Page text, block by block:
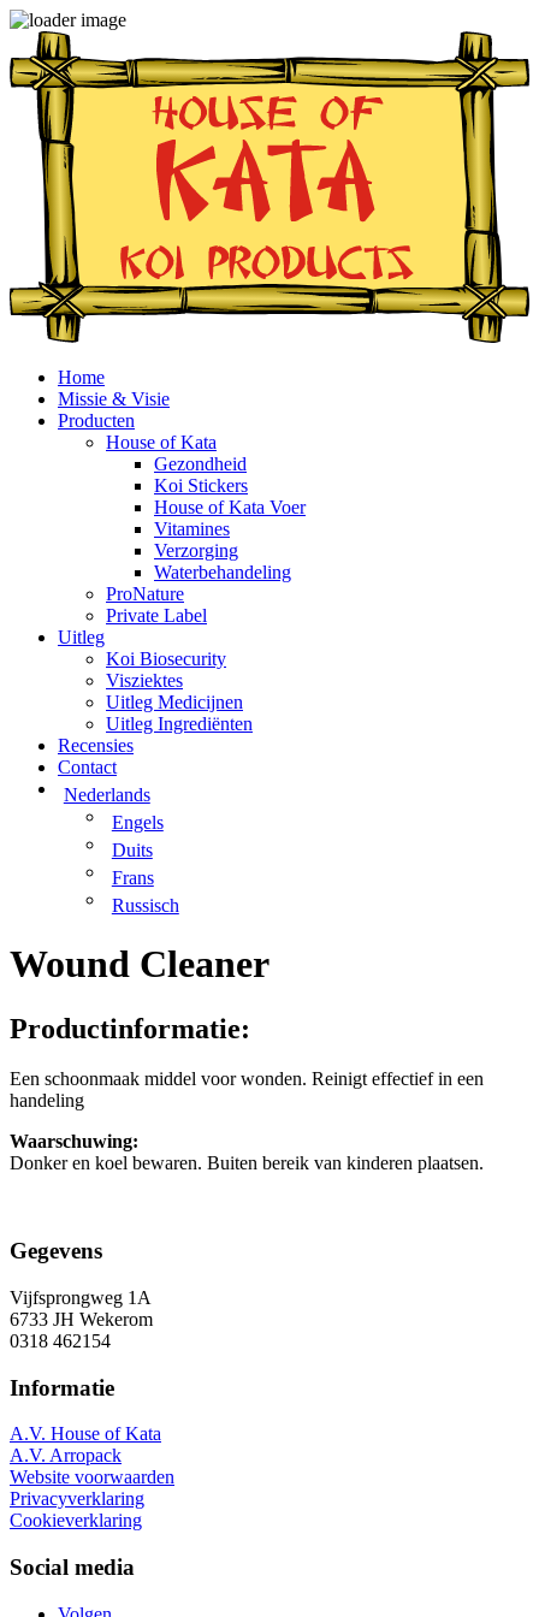
Home
Missie & Visie
Producten
House of Kata
Gezondheid
Koi Stickers
House of Kata Voer
Vitamines
Verzorging
Waterbehandeling
ProNature
Private Label
Uitleg
Koi Biosecurity
Visziektes
Uitleg Medicijnen
Uitleg Ingrediënten
Recensies
Contact
Nederlands
Engels
Duits
Frans
Russisch
Wound Cleaner
Productinformatie:
Een schoonmaak middel voor wonden. Reinigt effectief in een
handeling
Waarschuwing:
Donker en koel bewaren. Buiten bereik van kinderen plaatsen.
Gegevens
Vijfsprongweg 1A
6733 JH Wekerom
0318 462154
Informatie
A.V. House of Kata
A.V. Arropack
Website voorwaarden
Privacyverklaring
Cookieverklaring
Social media